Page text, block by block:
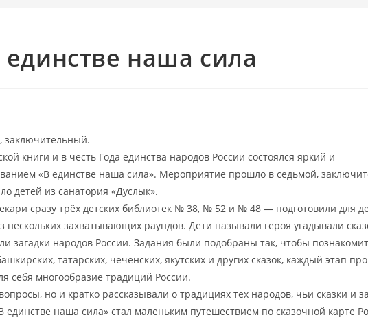
единстве наша сила
заключительный.
книги и в честь Года единства народов России состоялся яркий и
«В единстве наша сила». Мероприятие прошло в седьмой,
детей из санатория «Дуслык».
сразу трёх детских библиотек № 38, № 52 и № 48 — подготовили для
нескольких захватывающих раундов. Дети называли героя угадывали
загадки народов России. Задания были подобраны так, чтобы
татарских, чеченских, якутских и других сказок, каждый этап
себя многообразие традиций России.
но и кратко рассказывали о традициях тех народов, чьи сказки и
наша сила» стал маленьким путешествием по сказочной карте